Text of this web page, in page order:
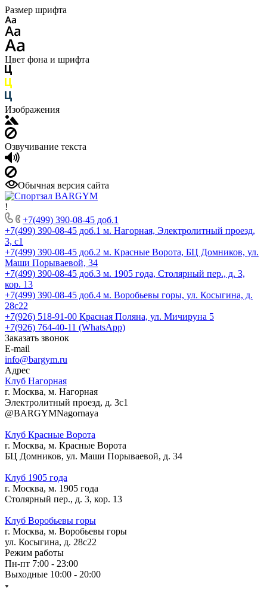
Размер шрифта
Цвет фона и шрифта
Изображения
Озвучивание текста
Обычная версия сайта
!
+7(499) 390-08-45 доб.1
+7(499) 390-08-45 доб.1 м. Нагорная, Электролитный проезд,
3, с1
+7(499) 390-08-45 доб.2 м. Красные Ворота, БЦ Домников, ул.
Маши Порываевой, 34
+7(499) 390-08-45 доб.3 м. 1905 года, Столярный пер., д. 3,
кор. 13
+7(499) 390-08-45 доб.4 м. Воробьевы горы, ул. Косыгина, д.
28с22
+7(926) 518-91-00 Красная Поляна, ул. Мичируна 5
+7(926) 764-40-11 (WhatsApp)
Заказать звонок
E-mail
info@bargym.ru
Адрес
Клуб Нагорная
г. Москва, м. Нагорная
Электролитный проезд, д. 3с1
@BARGYMNagornaya
Клуб Красные Ворота
г. Москва, м. Красные Ворота
БЦ Домников, ул. Маши Порываевой, д. 34
Клуб 1905 года
г. Москва, м. 1905 года
Столярный пер., д. 3, кор. 13
Клуб Воробьевы горы
г. Москва, м. Воробьевы горы
ул. Косыгина, д. 28с22
Режим работы
Пн-пт 7:00 - 23:00
Выходные 10:00 - 20:00